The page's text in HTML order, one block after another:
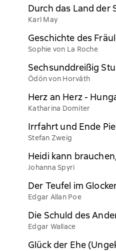
Durch das Land der
Karl May
Geschichte des
Sophie von La Roche
Sechsunddreißig
Ödön von Horváth
Herz an Herz -
Katharina Domiter
Irrfahrt und Ende
Stefan Zweig
Heidi kann
Johanna Spyri
Der Teufel im
Edgar Allan Poe
Die Schuld des
Edgar Wallace
Glück der Ehe